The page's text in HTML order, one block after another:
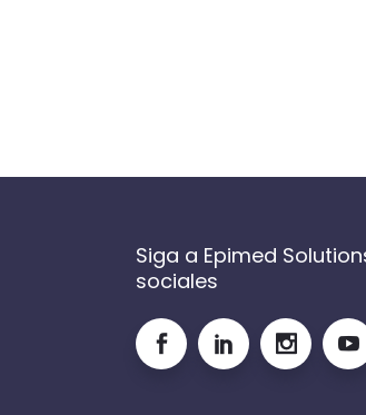
Siga a Epimed
sociales